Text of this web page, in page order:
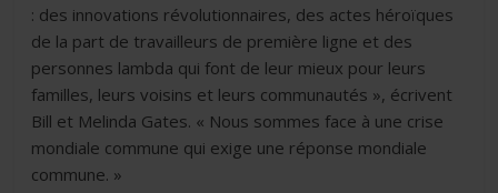
: des innovations révolutionnaires, des actes héroïques
de la part de travailleurs de première ligne et des
personnes lambda qui font de leur mieux pour leurs
familles, leurs voisins et leurs communautés », écrivent
Bill et Melinda Gates. « Nous sommes face à une crise
mondiale commune qui exige une réponse mondiale
commune. »